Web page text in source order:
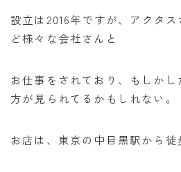
設立は2016年ですが、アクタ
ど様々な会社さんと
お仕事をされており、もしか
方が見られてるかもしれない。
お店は、東京の中目黒駅から徒